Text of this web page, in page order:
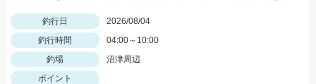
釣行日
2026/08/04
釣行時間
04:00～10:00
釣場
沼津周辺
ポイント